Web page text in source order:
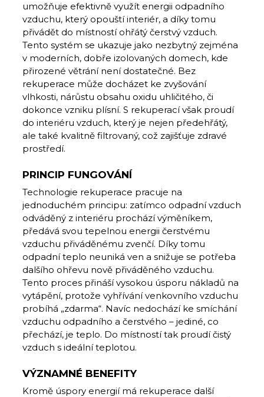
umožňuje efektivně využít energii odpadního
vzduchu, který opouští interiér, a díky tomu
přivádět do místností ohřátý čerstvý vzduch.
Tento systém se ukazuje jako nezbytný zejména
v moderních, dobře izolovaných domech, kde
přirozené větrání není dostatečné. Bez
rekuperace může docházet ke zvyšování
vlhkosti, nárůstu obsahu oxidu uhličitého, či
dokonce vzniku plísní. S rekuperací však proudí
do interiéru vzduch, který je nejen předehřátý,
ale také kvalitně filtrovaný, což zajišťuje zdravé
prostředí.
PRINCIP FUNGOVÁNÍ
Technologie rekuperace pracuje na
jednoduchém principu: zatímco odpadní vzduch
odváděný z interiéru prochází výměníkem,
předává svou tepelnou energii čerstvému
vzduchu přiváděnému zvenčí. Díky tomu
odpadní teplo neuniká ven a snižuje se potřeba
dalšího ohřevu nově přiváděného vzduchu.
Tento proces přináší vysokou úsporu nákladů na
vytápění, protože vyhřívání venkovního vzduchu
probíhá „zdarma“. Navíc nedochází ke smíchání
vzduchu odpadního a čerstvého – jediné, co
přechází, je teplo. Do místností tak proudí čistý
vzduch s ideální teplotou.
VÝZNAMNÉ BENEFITY
Kromě úspory energií má rekuperace další